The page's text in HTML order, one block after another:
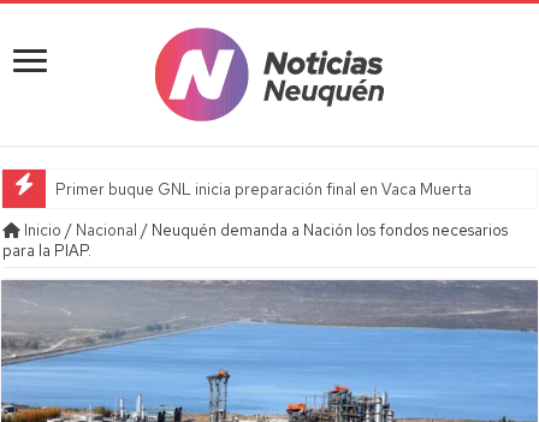
Primer buque GNL inicia preparación final en Vaca Muerta
Inicio / Nacional / Neuquén demanda a Nación los fondos necesarios
para la PIAP.